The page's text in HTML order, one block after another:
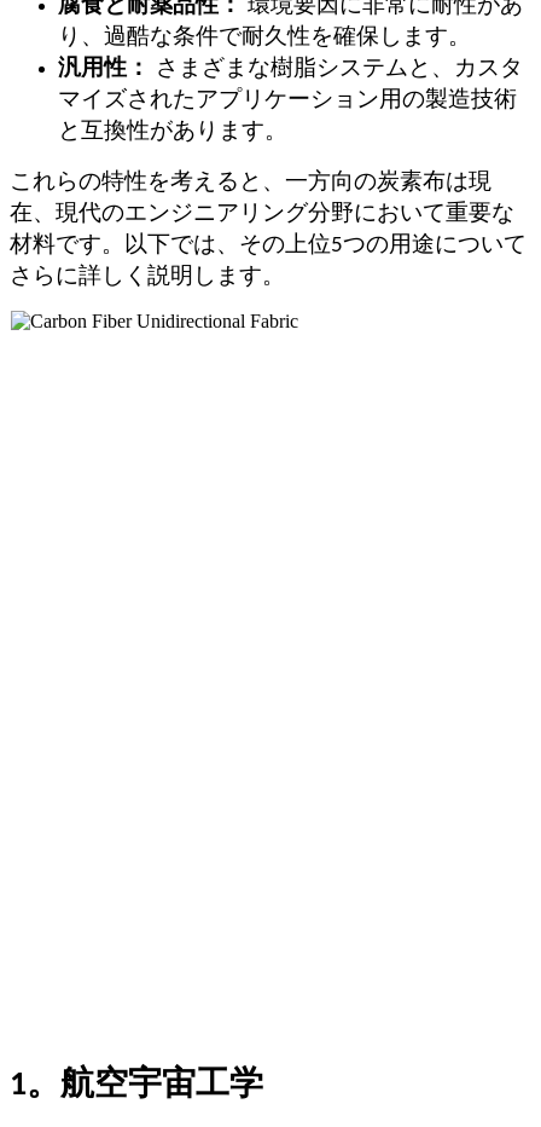
腐食と耐薬品性：
環境要因に非常に耐性があ
り、過酷な条件で耐久性を確保します。
汎用性：
さまざまな樹脂システムと、カスタ
マイズされたアプリケーション用の製造技術
と互換性があります。
これらの特性を考えると、一方向の炭素布は現
在、現代のエンジニアリング分野において重要な
材料です。以下では、その上位5つの用途について
さらに詳しく説明します。
1。航空宇宙工学